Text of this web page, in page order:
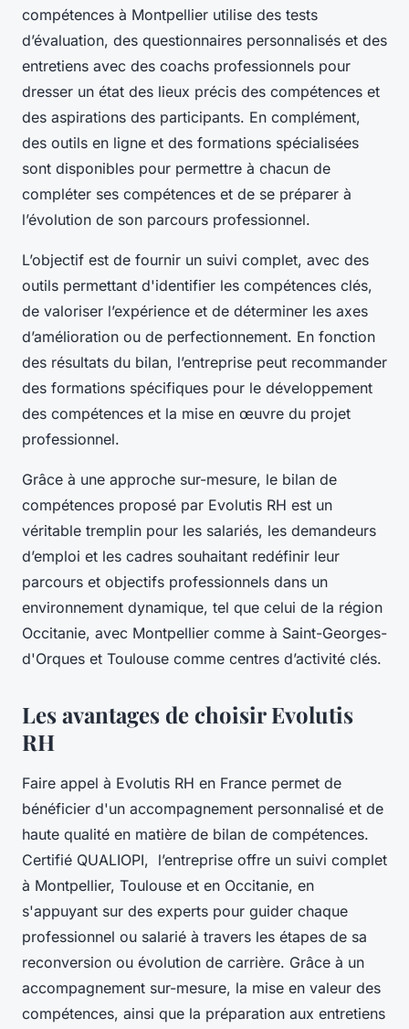
compétences à Montpellier utilise des tests
d’évaluation, des questionnaires personnalisés et des
entretiens avec des coachs professionnels pour
dresser un état des lieux précis des compétences et
des aspirations des participants. En complément,
des outils en ligne et des formations spécialisées
sont disponibles pour permettre à chacun de
compléter ses compétences et de se préparer à
l’évolution de son parcours professionnel.
L’objectif est de fournir un suivi complet, avec des
outils permettant d'identifier les compétences clés,
de valoriser l’expérience et de déterminer les axes
d’amélioration ou de perfectionnement. En fonction
des résultats du bilan, l’entreprise peut recommander
des formations spécifiques pour le développement
des compétences et la mise en œuvre du projet
professionnel.
Grâce à une approche sur-mesure, le bilan de
compétences proposé par Evolutis RH est un
véritable tremplin pour les salariés, les demandeurs
d’emploi et les cadres souhaitant redéfinir leur
parcours et objectifs professionnels dans un
environnement dynamique, tel que celui de la région
Occitanie, avec Montpellier comme à Saint-Georges-
d'Orques et Toulouse comme centres d’activité clés.
Les avantages de choisir Evolutis
RH
Faire appel à Evolutis RH en France permet de
bénéficier d'un accompagnement personnalisé et de
haute qualité en matière de bilan de compétences.
Certifié QUALIOPI, l’entreprise offre un suivi complet
à Montpellier, Toulouse et en Occitanie, en
s'appuyant sur des experts pour guider chaque
professionnel ou salarié à travers les étapes de sa
reconversion ou évolution de carrière. Grâce à un
accompagnement sur-mesure, la mise en valeur des
compétences, ainsi que la préparation aux entretiens